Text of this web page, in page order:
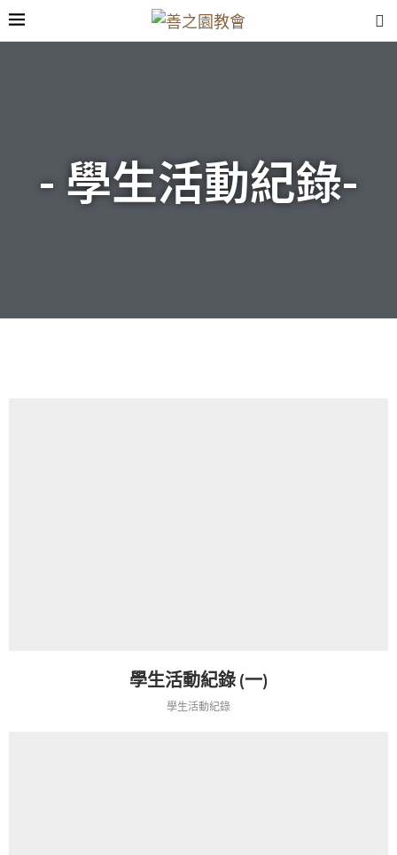
- 學生活動紀錄-
學生活動紀錄 (一)
學生活動紀錄